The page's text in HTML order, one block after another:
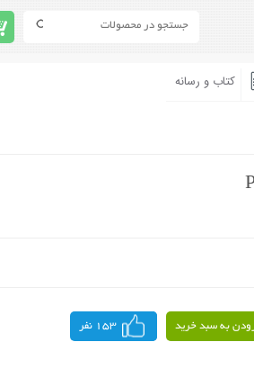
کتاب و رسانه
به سبد خرید 153 نفر